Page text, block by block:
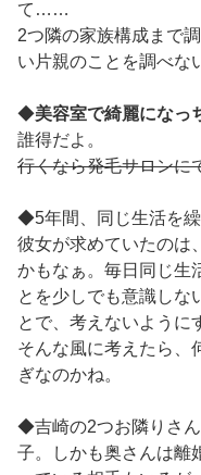
て……
2つ隣の家族構成まで
い片親のことを調べな
◆美容室で綺麗になっ
誰得だよ。
行くなら発毛サロン
◆5年間、同じ生活を繰
彼女が求めていたのは
かもなぁ。毎日同じ生
とを少しでも意識しな
とで、考えないように
そんな風に考えたら
ぎなのかね。
◆吉崎の2つお隣りさ
子。しかも奥さんは離